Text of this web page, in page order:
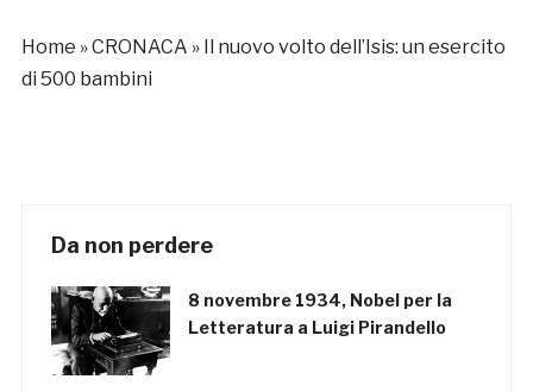
Home »CRONACA » Il nuovo volto dell’Isis: un esercito
di 500 bambini
Da non perdere
8 novembre 1934, Nobel per la
Letteratura a Luigi Pirandello